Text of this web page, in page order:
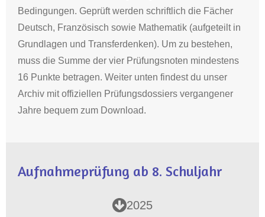
Bedingungen. Geprüft werden schriftlich die Fächer
Deutsch, Französisch sowie Mathematik (aufgeteilt in
Grundlagen und Transferdenken). Um zu bestehen,
muss die Summe der vier Prüfungsnoten mindestens
16 Punkte betragen. Weiter unten findest du unser
Archiv mit offiziellen Prüfungsdossiers vergangener
Jahre bequem zum Download.
Aufnahmeprüfung ab 8. Schuljahr
2025